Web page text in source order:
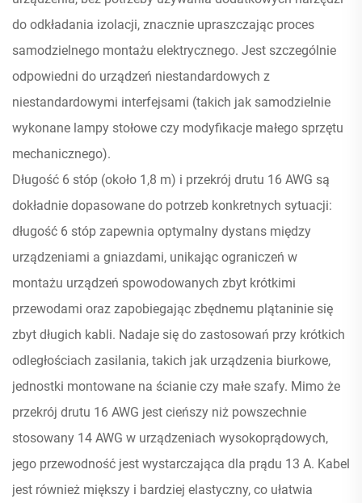
do odkładania izolacji, znacznie upraszczając proces
samodzielnego montażu elektrycznego. Jest szczególnie
odpowiedni do urządzeń niestandardowych z
niestandardowymi interfejsami (takich jak samodzielnie
wykonane lampy stołowe czy modyfikacje małego sprzętu
mechanicznego).
Długość 6 stóp (około 1,8 m) i przekrój drutu 16 AWG są
dokładnie dopasowane do potrzeb konkretnych sytuacji:
długość 6 stóp zapewnia optymalny dystans między
urządzeniami a gniazdami, unikając ograniczeń w
montażu urządzeń spowodowanych zbyt krótkimi
przewodami oraz zapobiegając zbędnemu plątaninie się
zbyt długich kabli. Nadaje się do zastosowań przy krótkich
odległościach zasilania, takich jak urządzenia biurkowe,
jednostki montowane na ścianie czy małe szafy. Mimo że
przekrój drutu 16 AWG jest cieńszy niż powszechnie
stosowany 14 AWG w urządzeniach wysokoprądowych,
jego przewodność jest wystarczająca dla prądu 13 A. Kabel
jest również miększy i bardziej elastyczny, co ułatwia